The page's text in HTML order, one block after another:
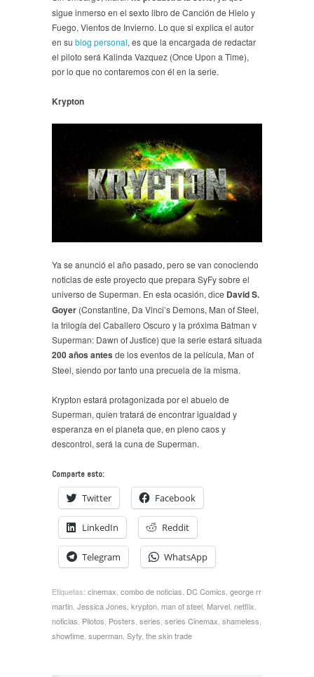
sigue inmerso en el sexto libro de Canción de Hielo y
Fuego, Vientos de Invierno. Lo que si explica el autor
en su blog personal, es que la encargada de redactar
el piloto será Kalinda Vazquez (Once Upon a Time),
por lo que no contaremos con él en la serie.
Krypton
Ya se anunció el año pasado, pero se van conociendo
noticias de este proyecto que prepara SyFy sobre el
universo de Superman. En esta ocasión, dice David S.
Goyer (Constantine, Da Vinci’s Demons, Man of Steel,
la trilogía del Caballero Oscuro y la próxima Batman v
Superman: Dawn of Justice) que la serie estará situada
200 años antes de los eventos de la película, Man of
Steel, siendo por tanto una precuela de la misma.
Krypton estará protagonizada por el abuelo de
Superman, quien tratará de encontrar igualdad y
esperanza en el planeta que, en pleno caos y
descontrol, será la cuna de Superman.
Comparte esto:
Twitter Facebook
LinkedIn Reddit
Telegram WhatsApp
Etiquetas: cinemax combo de noticias DC Comics george rr
martin Jessica Jones krypton man of steel Marvel netflix
noticias Pilotos Posters series series Cinemax shameless
showtime superman Syfy the skin trade